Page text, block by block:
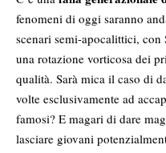
fenomeni di oggi saranno
scenari semi-apocalittici,
una rotazione vorticosa dei
qualità. Sarà mica il caso di
volte esclusivamente ad
famosi? E magari di dare
lasciare giovani